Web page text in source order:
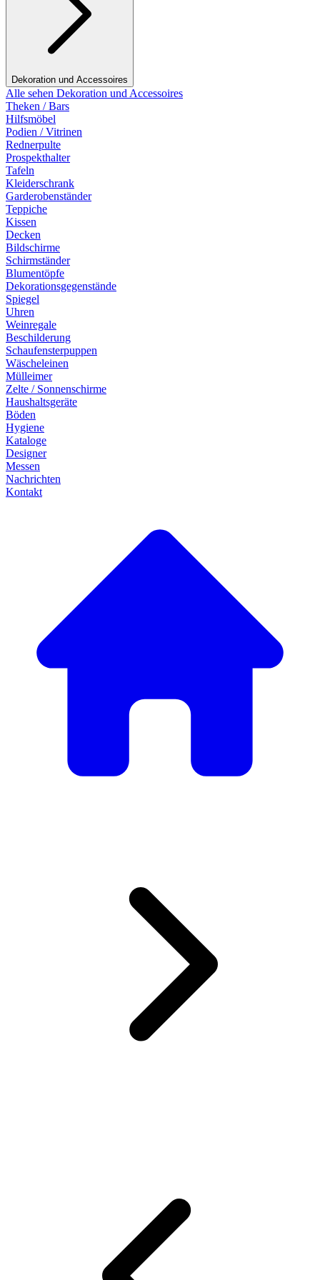
Dekoration und Accessoires
Alle sehen Dekoration und Accessoires
Theken / Bars
Hilfsmöbel
Podien / Vitrinen
Rednerpulte
Prospekthalter
Tafeln
Kleiderschrank
Garderobenständer
Teppiche
Kissen
Decken
Bildschirme
Schirmständer
Blumentöpfe
Dekorationsgegenstände
Spiegel
Uhren
Weinregale
Beschilderung
Schaufensterpuppen
Wäscheleinen
Mülleimer
Zelte / Sonnenschirme
Haushaltsgeräte
Böden
Hygiene
Kataloge
Designer
Messen
Nachrichten
Kontakt